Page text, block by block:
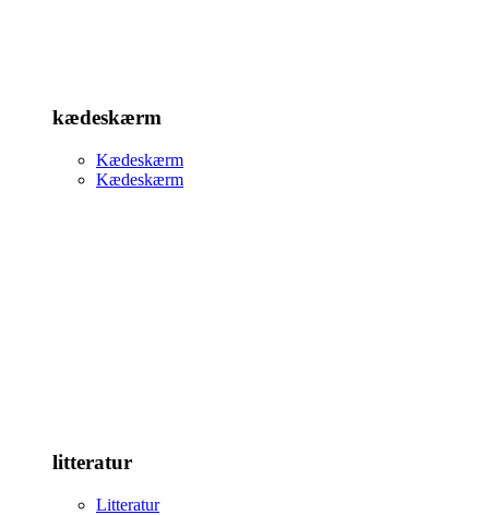
kædeskærm
Kædeskærm
Kædeskærm
litteratur
Litteratur